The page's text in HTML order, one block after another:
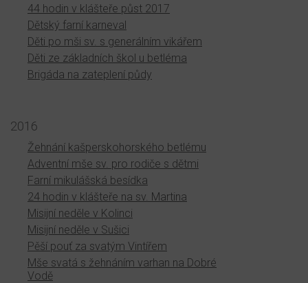
44 hodin v klášteře půst 2017
Dětský farní karneval
Děti po mši sv. s generálním vikářem
Děti ze základních škol u betléma
Brigáda na zateplení půdy
2016
Žehnání kašperskohorského betlému
Adventní mše sv. pro rodiče s dětmi
Farní mikulášská besídka
24 hodin v klášteře na sv. Martina
Misijní neděle v Kolinci
Misijní neděle v Sušici
Pěší pouť za svatým Vintířem
Mše svatá s žehnáním varhan na Dobré
Vodě